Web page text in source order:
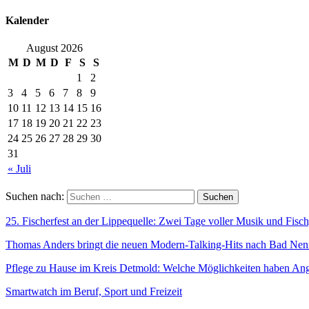
Kalender
August 2026
M D M D F S S
« Juli
1
2
3
4 5 6 7 8
9
10 11 12 13 14 15 16
17 18 19 20 21 22 23
24 25 26 27 28 29 30
31
Suchen nach:
25. Fischerfest an der Lippequelle: Zwei Tage voller Musik und
Thomas Anders bringt die neuen Modern-Talking-Hits nach Bad
Pflege zu Hause im Kreis Detmold: Welche Möglichkeiten haben
Smartwatch im Beruf, Sport und Freizeit